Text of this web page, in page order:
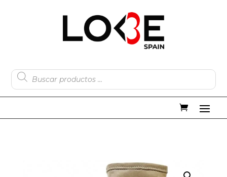
de
productos